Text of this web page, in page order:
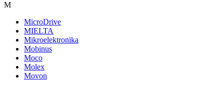
M
MicroDrive
MIELTA
Mikroelektronika
Mobinus
Moco
Molex
Movon